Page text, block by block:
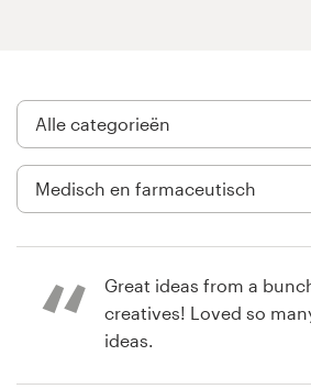
Great ideas from a
creatives! Loved so many of the
ideas.
Visitekaartje
Merkgids